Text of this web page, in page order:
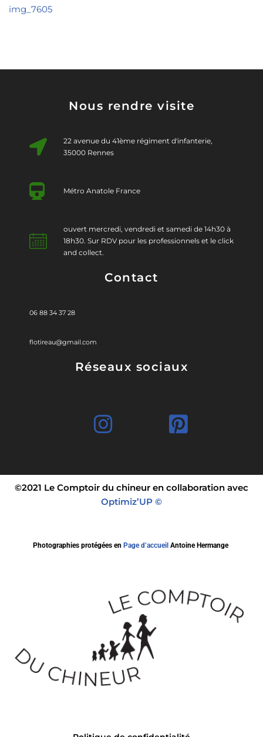
img_7605
Nous rendre visite
22 avenue du 41ème régiment d'infanterie,
35000 Rennes
Métro Anatole France
ouvert mercredi, vendredi et samedi de 14h30 à
18h30. Sur RDV pour les professionnels et le click
and collect.
Contact
06 88 34 37 28
flotireau@gmail.com
Réseaux sociaux
©2021 Le Comptoir du chineur en collaboration avec
Optimiz’UP ©
Photographies protégées en Page d’accueil Antoine Hermange